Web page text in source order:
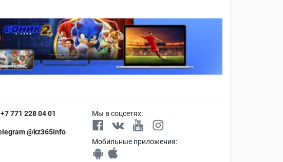
771 228 04 01
@kz365info
Мы в соцсетях:
Мобильные приложения: